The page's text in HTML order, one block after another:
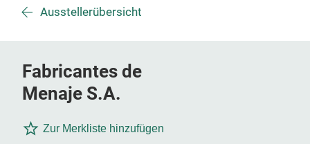
Ausstellerübersicht
Fabricantes de
Menaje S.A.
Zur Merkliste hinzufügen